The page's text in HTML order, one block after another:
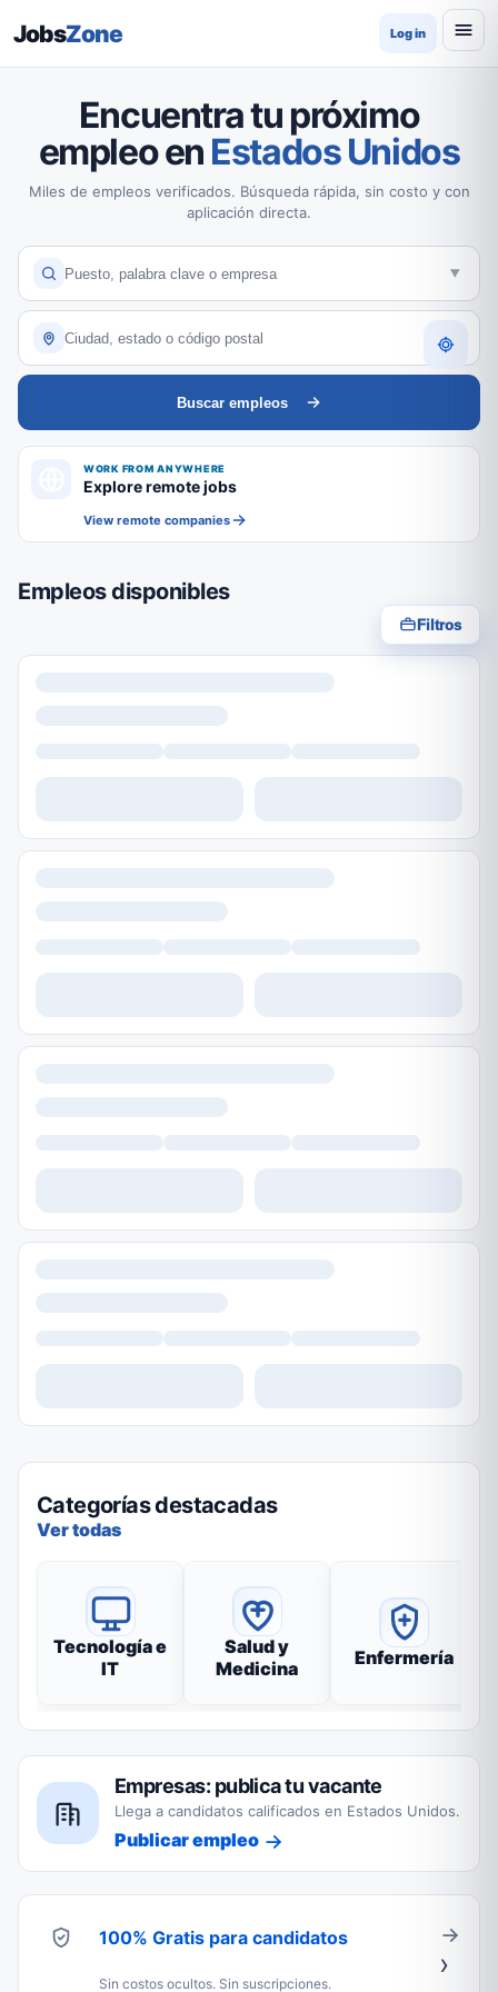
JobsZone Log in
Encuentra tu próximo
empleo en Estados Unidos
Miles de empleos verificados. Búsqueda rápida, sin costo y con
aplicación directa.
Buscar empleos
WORK FROM ANYWHERE
Explore remote jobs
View remote companies
Empleos disponibles
Filtros
Categorías destacadas
Ver todas
Tecnología e
IT
Salud y
Medicina
Enfermería
Empresas: publica tu vacante
Llega a candidatos calificados en Estados Unidos.
Publicar empleo
100% Gratis para candidatos
Sin costos ocultos. Sin suscripciones.